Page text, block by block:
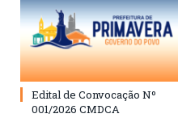
Edital de Convocação Nº
001/2026 CMDCA